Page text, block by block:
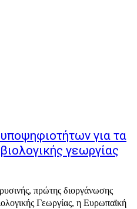
για τα
γεωργίας
πρώτης διοργάνωσης
Γεωργίας, η Ευρωπαϊκή